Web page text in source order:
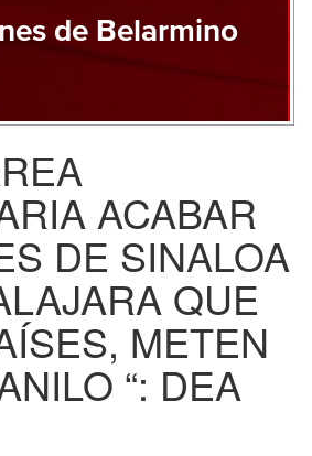
de Belarmino
ACABAR
DE SINALOA
QUE
METEN
“: DEA